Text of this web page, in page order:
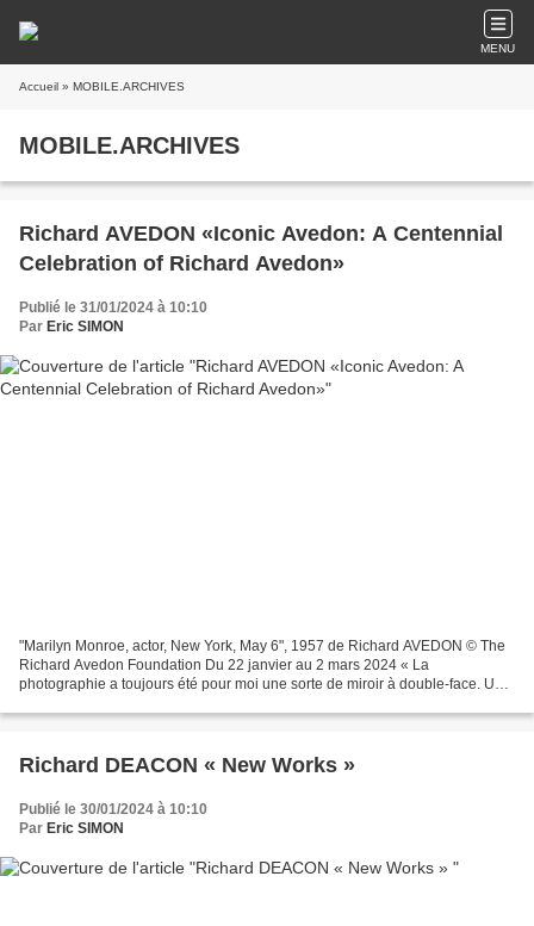
MENU
Accueil » MOBILE.ARCHIVES
MOBILE.ARCHIVES
Richard AVEDON «Iconic Avedon: A Centennial
Celebration of Richard Avedon»
Publié le 31/01/2024 à 10:10
Par Eric SIMON
"Marilyn Monroe, actor, New York, May 6", 1957 de Richard AVEDON © The
Richard Avedon Foundation Du 22 janvier au 2 mars 2024 « La
photographie a toujours été pour moi une sorte de miroir à double-face. Un
Richard DEACON « New Works »
Publié le 30/01/2024 à 10:10
Par Eric SIMON